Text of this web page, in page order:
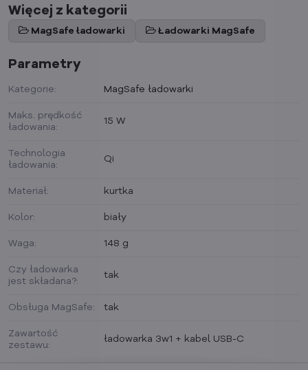
Więcej z kategorii
MagSafe ładowarki Ładowarki MagSafe
Parametry
Kategorie: MagSafe ładowarki
Maks. prędkość
ładowania:
15 W
Technologia
ładowania:
Qi
Materiał: kurtka
Kolor: biały
Waga: 148 g
Czy ładowarka
jest składana?:
tak
Obsługa MagSafe: tak
Zawartość
zestawu:
ładowarka 3w1 + kabel USB-C